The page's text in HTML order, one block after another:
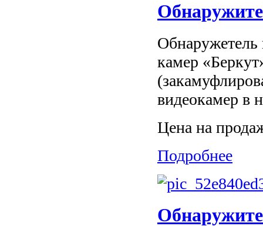
Обнаружетель
камер
видеокамер в
Цена на
Подробнее